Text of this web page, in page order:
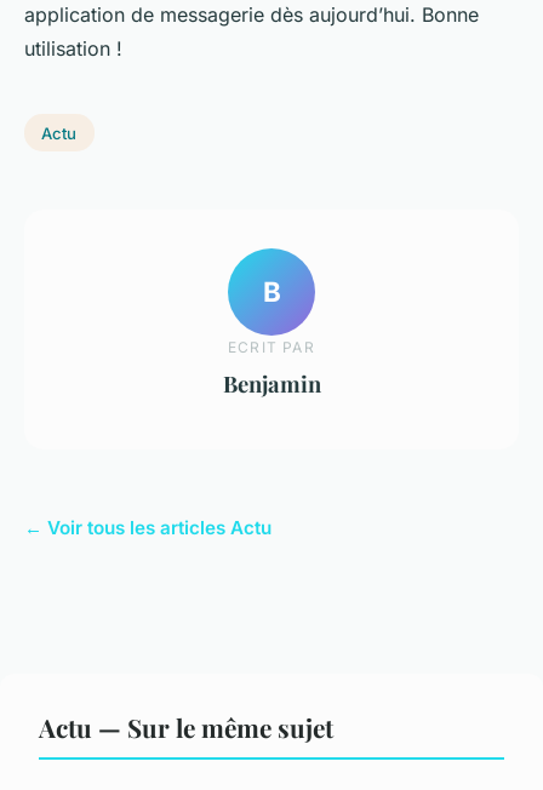
application de messagerie dès aujourd’hui. Bonne
utilisation !
Actu
B
ECRIT PAR
Benjamin
← Voir tous les articles Actu
Actu — Sur le même sujet